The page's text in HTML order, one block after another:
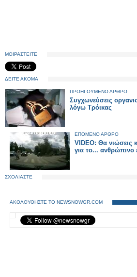
ΜΟΙΡΑΣΤΕΙΤΕ
ΔΕΙΤΕ ΑΚΟΜΑ
ΠΡΟΗΓΟΥΜΕΝΟ ΑΡΘΡΟ
Συγχωνεύσεις
λόγω Τρόικας
ΕΠΟΜΕΝΟ ΑΡΘΡΟ
VIDEO: Θα νιώσεις
για το... ανθρώπινο
ΣΧΟΛΙΑΣΤΕ
ΑΚΟΛΟΥΘΗΣΤΕ ΤΟ NEWSNOWGR.COM